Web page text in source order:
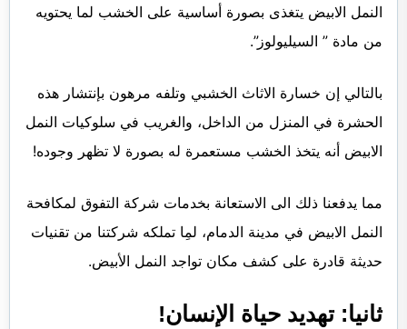
النمل الابيض يتغذى بصورة أساسية على الخشب لما يحتويه
من مادة ” السيليولوز”.
بالتالي إن خسارة الاثاث الخشبي وتلفه مرهون بإنتشار هذه
الحشرة في المنزل من الداخل، والغريب في سلوكيات النمل
الابيض أنه يتخذ الخشب مستعمرة له بصورة لا تظهر وجوده!
مما يدفعنا ذلك الى الاستعانة بخدمات شركة التفوق لمكافحة
النمل الابيض في مدينة الدمام، لمِا تملكه شركتنا من تقنيات
حديثة قادرة على كشف مكان تواجد النمل الأبيض.
ثانيا: تهديد حياة الإنسان!